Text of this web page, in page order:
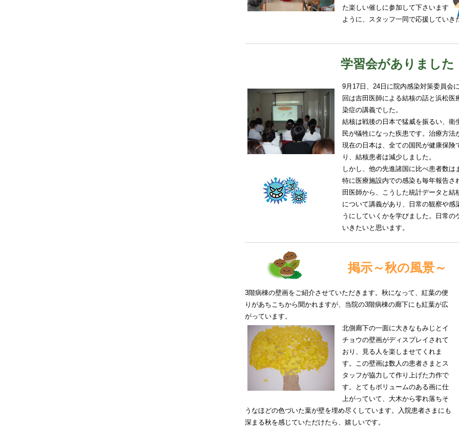
た楽しい催しに参加して下さいます
ように、スタッフ一同で応援していき
学習会がありました
9月17日、24日に院内感染対策委員会
回は吉田医師による結核の話と浜松
染症の講義でした。
結核は戦後の日本で猛威を振るい、衛
民が犠牲になった疾患です。治療方
現在の日本は、全ての国民が健康保険
り、結核患者は減少しました。
しかし、他の先進諸国に比べ患者数は
特に医療施設内での感染も毎年報告さ
田医師から、こうした統計データと結
について講義があり、日常の観察や感
うにしていくかを学びました。日常の
いきたいと思います。
掲示～秋の風景～
3階病棟の壁画をご紹介させていただきます。秋になって、紅葉の便
りがあちこちから聞かれますが、当院の3階病棟の廊下にも紅葉が広
がっています。
北側廊下の一面に大きなもみじとイ
チョウの壁画がディスプレイされて
おり、見る人を楽しませてくれま
す。この壁画は数人の患者さまとス
タッフが協力して作り上げた力作で
す。とてもボリュームのある画に仕
上がっていて、大木から零れ落ちそ
うなほどの色づいた葉が壁を埋め尽くしています。入院患者さまにも
深まる秋を感じていただけたら、嬉しいです。